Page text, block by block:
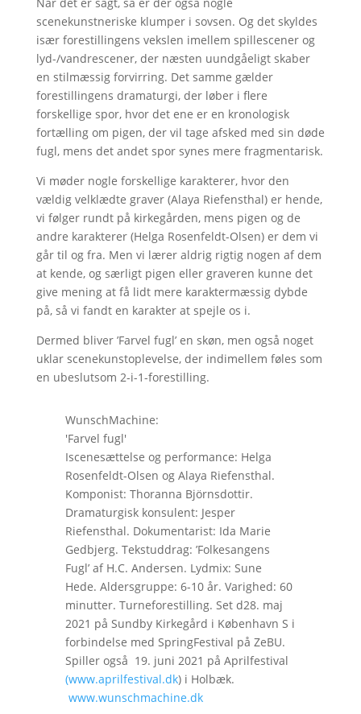
Når det er sagt, så er der også nogle
scenekunstneriske klumper i sovsen. Og det skyldes
især forestillingens vekslen imellem spillescener og
lyd-/vandrescener, der næsten uundgåeligt skaber
en stilmæssig forvirring. Det samme gælder
forestillingens dramaturgi, der løber i flere
forskellige spor, hvor det ene er en kronologisk
fortælling om pigen, der vil tage afsked med sin døde
fugl, mens det andet spor synes mere fragmentarisk.
Vi møder nogle forskellige karakterer, hvor den
vældig velklædte graver (Alaya Riefensthal) er hende,
vi følger rundt på kirkegården, mens pigen og de
andre karakterer (Helga Rosenfeldt-Olsen) er dem vi
går til og fra. Men vi lærer aldrig rigtig nogen af dem
at kende, og særligt pigen eller graveren kunne det
give mening at få lidt mere karaktermæssig dybde
på, så vi fandt en karakter at spejle os i.
Dermed bliver ’Farvel fugl’ en skøn, men også noget
uklar scenekunstoplevelse, der indimellem føles som
en ubeslutsom 2-i-1-forestilling.
WunschMachine:
'Farvel fugl'
Iscenesættelse og performance: Helga
Rosenfeldt-Olsen og Alaya Riefensthal.
Komponist: Thoranna Björnsdottir.
Dramaturgisk konsulent: Jesper
Riefensthal. Dokumentarist: Ida Marie
Gedbjerg. Tekstuddrag: ’Folkesangens
Fugl’ af H.C. Andersen. Lydmix: Sune
Hede. Aldersgruppe: 6-10 år. Varighed: 60
minutter. Turneforestilling. Set d28. maj
2021 på Sundby Kirkegård i København S i
forbindelse med SpringFestival på ZeBU.
Spiller også 19. juni 2021 på Aprilfestival
(www.aprilfestival.dk) i Holbæk.
www.wunschmachine.dk